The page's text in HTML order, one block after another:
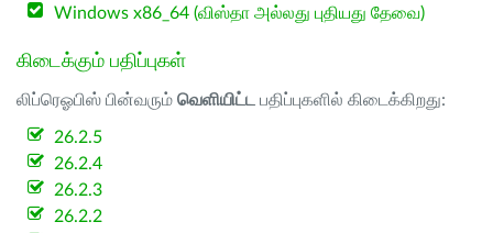
Windows x86_64 (விஸ்தா அல்லது புதியது தேவை)
கிடைக்கும் பதிப்புகள்
லிப்ரெஓபிஸ் பின்வரும் வெளியிட்ட பதிப்புகளில் கிடைக்கிறது:
26.2.5
26.2.4
26.2.3
26.2.2